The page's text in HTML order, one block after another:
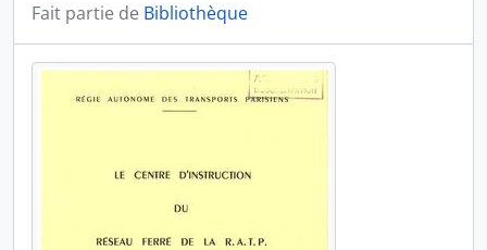
Fait partie de Bibliothèque